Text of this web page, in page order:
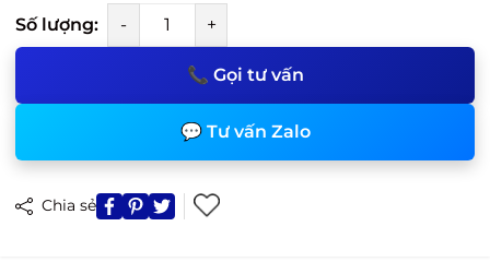
Số lượng: - +
📞 Gọi tư vấn
💬 Tư vấn Zalo
Chia sẻ